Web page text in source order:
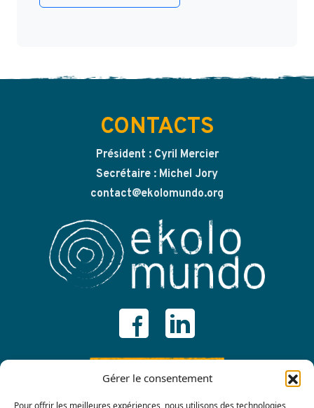
Gérer le consentement
Pour offrir les meilleures expériences, nous utilisons des technologies
CONTACTS
Président : Cyril Mercier
Secrétaire : Michel Jory
contact@ekolomundo.org
ADHÉRER